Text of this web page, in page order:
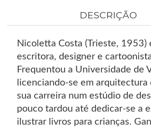
DESCRIÇÃO
Nicoletta Costa (Trieste, 1953)
escritora, designer e
Frequentou a Universidade de
licenciando-se em arquitectura
sua carreira num estúdio de
pouco tardou até dedicar-se a
ilustrar livros para crianças.